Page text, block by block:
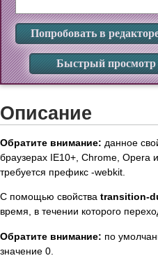
Попробовать в
Быстрый просмотр
Описание
Обратите внимание: данное
браузерах IE10+, Chrome, Opera
требуется префикс -webkit.
С помощью свойства transition-
время, в течении которого
Обратите внимание: по
значение 0.